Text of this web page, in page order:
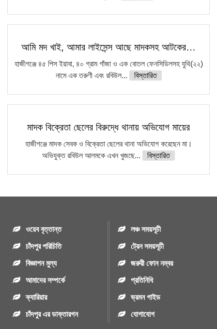
আমি মদ খাই, আমার লাইসেন্স আছে মাদকসহ আটকের…
হাজীগঞ্জে ৪৫ পিস ইয়াবা, ৪০ গ্রাম গাঁজা ও এক বোতল ফেনসিডিলসহ যুথি(২২)
নামে এক তরুণী এবং রবিউল...
বিস্তারিত
মাদক বিক্রেতা ছেলের বিরুদ্ধে থানায় অভিযোগ মায়ের
হাজীগঞ্জে মাদক সেবক ও বিক্রেতা ছেলের থানা অভিযোগ করেছেন মা।
অভিযুক্ত রবিউল আলমকে এখন খুজছে...
বিস্তারিত
ওয়েব বৃত্তান্ত
চাঁদপুর পরিচিতি
বিজ্ঞাপন মুল্য
আমাদের সম্পর্কে
ক্যারিয়ার
চাঁদপুর এর ডাক্তারগন
লঞ্চ সময়সূচী
ট্রেন সময়সূচী
জরুরী ফোন নম্বর
প্রতিনিধি
ভ্রমন গাইড
যোগাযোগ